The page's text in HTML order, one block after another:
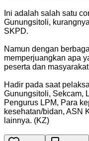
Ini adalah salah satu
Gunungsitoli,
SKPD.
Namun dengan
memperjuangkan apa
peserta dan
Hadir pada saat
Gunungsitoli, Sekcam,
Pengurus LPM, Para
kesehatan/bidan, ASN
lainnya. (KZ)